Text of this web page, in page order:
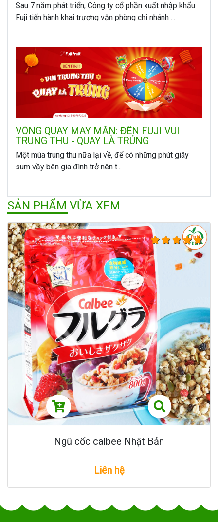
Sau 7 năm phát triển, Công ty cổ phần xuất nhập khẩu
Fuji tiến hành khai trương văn phòng chi nhánh ...
VÒNG QUAY MAY MẮN: ĐẾN FUJI VUI
TRUNG THU - QUAY LÀ TRÚNG
Một mùa trung thu nữa lại về, để có những phút giây
sum vầy bên gia đình trở nên t...
SẢN PHẨM VỪA XEM
Ngũ cốc calbee Nhật Bản
Liên hệ